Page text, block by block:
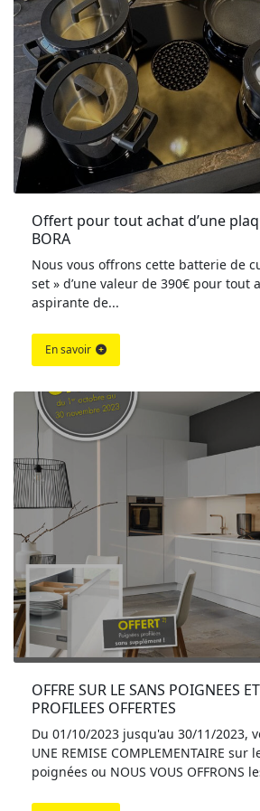
Offert pour tout achat d’une
BORA
Nous vous offrons cette batterie de
set » d’une valeur de 390€ pour tout
aspirante de...
En savoir
OFFRE SUR LE SANS POIGNEES
PROFILEES OFFERTES
Du 01/10/2023 jusqu'au 30/11/2023,
UNE REMISE COMPLEMENTAIRE sur
poignées ou NOUS VOUS OFFRONS